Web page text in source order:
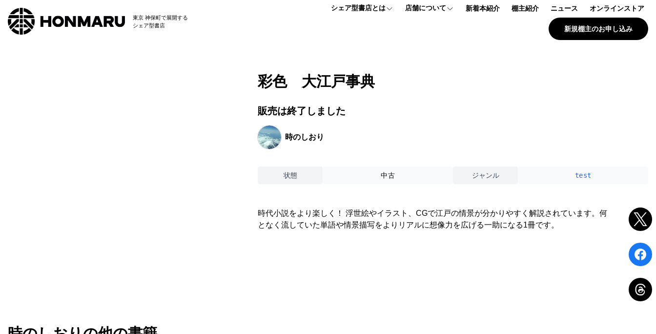
東京 神保町で展開する
シェア型書店
シェア型書店とは 店舗について 新着本紹介 棚主紹介 ニュース オンラインストア
新規棚主のお申し込み
彩色 大江戸事典
販売は終了しました
時のしおり
状態 中古 ジャンル test
時代小説をより楽しく！ 浮世絵やイラスト、CGで江戸の情景が分かりやすく解説されています。何
となく流していた単語や情景描写をよりリアルに想像力を広げる一助になる1冊です。